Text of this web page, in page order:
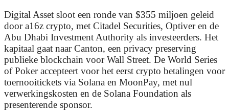
Digital Asset sloot een ronde van $355 miljoen geleid
door a16z crypto, met Citadel Securities, Optiver en de
Abu Dhabi Investment Authority als investeerders. Het
kapitaal gaat naar Canton, een privacy preserving
publieke blockchain voor Wall Street. De World Series
of Poker accepteert voor het eerst crypto betalingen voor
toernooitickets via Solana en MoonPay, met nul
verwerkingskosten en de Solana Foundation als
presenterende sponsor.